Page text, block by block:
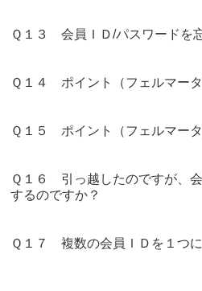
Ｑ１３ 会員ＩＤ/パスワードを
Ｑ１４ ポイント（フェルマー
Ｑ１５ ポイント（フェルマー
Ｑ１６ 引っ越したのですが、
するのですか？
Ｑ１７ 複数の会員ＩＤを１つに